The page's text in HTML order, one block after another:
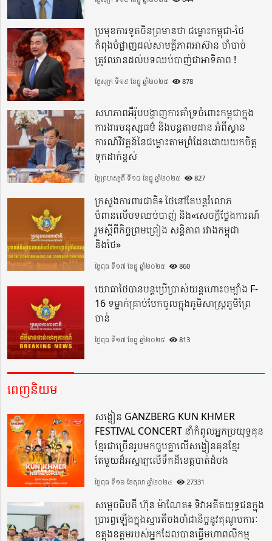
ប្រមុខការទូតចិនព្រមានថា ជម្លោះកម្ពុជា-ថៃ
កំពុងបំផ្លាញដល់សាមគ្គីភាពអាស៊ាន ចាំបាច់
ត្រូវឈានដល់បទឈប់បាញ់ជាអាទិភាព !
ថ្ងៃសុក្រ ទី១៩ ខែធ្នូ ឆ្នាំ២០២៥ 878
សហភាពអឺរ៉ុបបង្ហាញការគាំទ្រចំពោះកម្ពុជាក្នុង
ការងារមនុស្សធម៌ និងបន្តតាមដាន អំពីស្ថាន
ការណ៍វិវត្តន៍នៃជម្លោះតាមព្រំដែនដោយយកចិត្ត
ទុកដាក់ខ្ពស់
ថ្ងៃព្រហស្បតិ៍ ទី១៨ ខែធ្នូ ឆ្នាំ២០២៥ 827
ក្រសួងការពារជាតិ៖ ថៃនៅតែបន្តរំលោភ
បំពានលើបទឈប់បាញ់ និង«សេចក្តីថ្លែងការណ៍
រួមស្តីពីកិច្ចព្រមព្រៀង សន្តិភាព រវាងកម្ពុជា
និងថៃ»
ថ្ងៃពុធ ទី១៧ ខែធ្នូ ឆ្នាំ២០២៥ 860
យោធាថៃបានបន្តប្រើប្រាស់យន្តហោះចម្បាំង F-
16 ទម្លាក់គ្រាប់បែកចូលក្នុងភូមិសាស្ត្រភូមិព្រៃ
ចាន់
ថ្ងៃពុធ ទី១៧ ខែធ្នូ ឆ្នាំ២០២៥ 813
ពេញនិយម
សង្វៀន GANZBERG KUN KHMER
FESTIVAL CONCERT នាំកំពូលអ្នកប្រយុទ្ធគុន
ខ្មែរជាច្រើនរូបមកចួបគ្នាលើសង្វៀនគុនខ្មែរ
តែមួយដ៏អស្ចារ្យលើទឹកដីខេត្តបាត់ដំបង
ថ្ងៃពុធ ទី១៦ ខែតុលា ឆ្នាំ២០២៤ 27331
សម្តេចធិបតី ហ៊ុន ម៉ាណែត៖ ទិវាអតីតយុទ្ធជនក្នុង
ប្រារព្ធឡើងក្នុងស្មារតីចងចាំជានិច្ចនូវគុណូបការៈ
ឧត្តុងឧត្តមរបស់អ្នកដែលបានធ្វើមហាពលីកម្ម